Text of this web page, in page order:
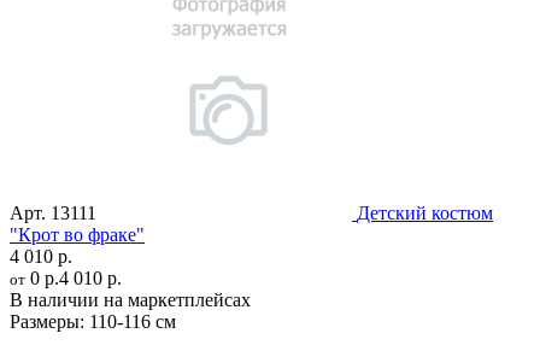
Арт. 13111
Детский костюм
"Крот во фраке"
4 010 р.
от 0 р.4 010 р.
В наличии на маркетплейсах
Размеры: 110-116 см